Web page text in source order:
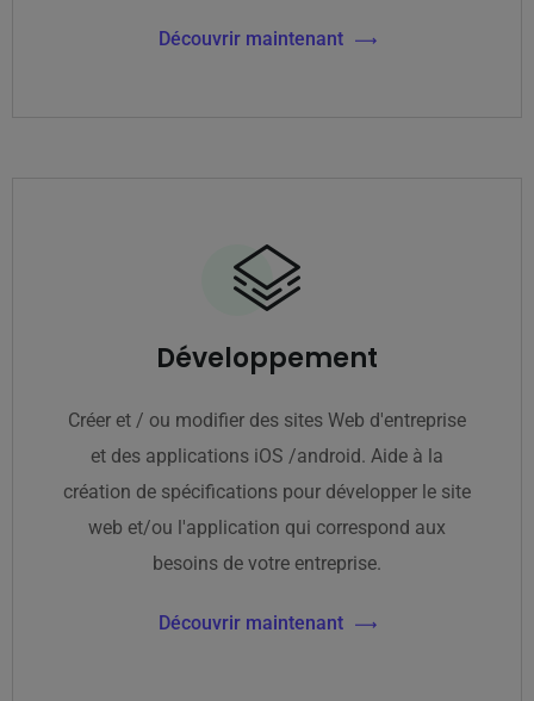
Découvrir maintenant
Développement
Créer et / ou modifier des sites Web d'entreprise
et des applications iOS /android. Aide à la
création de spécifications pour développer le site
web et/ou l'application qui correspond aux
besoins de votre entreprise.
Découvrir maintenant